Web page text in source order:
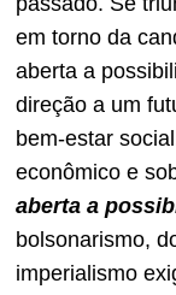
em torno da
aberta a
direção a um
bem-estar
econômico e
aberta a
bolsonarismo,
imperialismo